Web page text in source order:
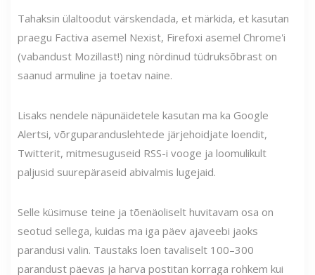
Tahaksin ülaltoodut värskendada, et märkida, et kasutan
praegu Factiva asemel Nexist, Firefoxi asemel Chrome'i
(vabandust Mozillast!) ning nördinud tüdruksõbrast on
saanud armuline ja toetav naine.
Lisaks nendele näpunäidetele kasutan ma ka Google
Alertsi, võrguparanduslehtede järjehoidjate loendit,
Twitterit, mitmesuguseid RSS-i vooge ja loomulikult
paljusid suurepäraseid abivalmis lugejaid.
Selle küsimuse teine ​​ja tõenäoliselt huvitavam osa on
seotud sellega, kuidas ma iga päev ajaveebi jaoks
parandusi valin. Taustaks loen tavaliselt 100–300
parandust päevas ja harva postitan korraga rohkem kui